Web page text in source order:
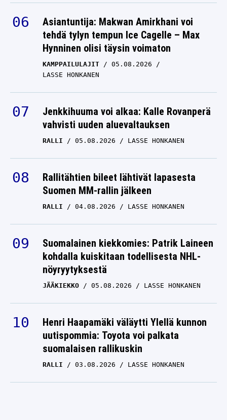
Asiantuntija: Makwan Amirkhani voi
tehdä tylyn tempun Ice Cagelle – Max
Hynninen olisi täysin voimaton
KAMPPAILULAJIT
05.08.2026
LASSE HONKANEN
Jenkkihuuma voi alkaa: Kalle Rovanperä
vahvisti uuden aluevaltauksen
RALLI 05.08.2026 LASSE HONKANEN
Rallitähtien bileet lähtivät lapasesta
Suomen MM-rallin jälkeen
RALLI 04.08.2026 LASSE HONKANEN
Suomalainen kiekkomies: Patrik Laineen
kohdalla kuiskitaan todellisesta NHL-
nöyryytyksestä
JÄÄKIEKKO 05.08.2026 LASSE HONKANEN
Henri Haapamäki väläytti Ylellä kunnon
uutispommia: Toyota voi palkata
suomalaisen rallikuskin
RALLI 03.08.2026 LASSE HONKANEN